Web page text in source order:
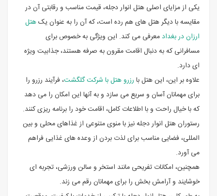
یکی از مزایای اصلی هتل انوار دجله، قیمت مناسب و رقابتی آن در
مقایسه با دیگر هتل های هم رده است، که آن را به عنوان یکهتل
ارزان در بغدادمعرفی می کند. این ویژگی به خصوص برای
مسافرانی که به دنبال اقامت مقرون به صرفه هستند، جذابیت ویژه
ای دارد.
علاوه بر این، این هتل با رزرو هتل با شرکت گلگشت، فرآیند رزرو را
برای مهمانان آسان و سریع می سازد و به آنها این امکان را می دهد
که با خیال راحت و با اطلاعات کامل، اقامت خود را برنامه ریزی کنند.
رستوران هتل انوار دجله نیز با منوی متنوعی از غذاهای محلی و بین
المللی، فضایی مناسب برای لذت بردن از وعده های غذایی فراهم
می آورد.
همچنین، امکانات تفریحی مانند استخر و سالن ورزشی، تجربه ای
خوشایند و آرامش بخش را برای مهمانان رقم می زند.